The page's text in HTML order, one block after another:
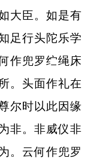
大臣。如是有
足行头陀乐学
作兜罗纻绳床
。头面作礼在
尔时以此因缘
非。非威仪非
。云何作兜罗